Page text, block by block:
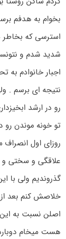
بخوام به هدفم
استرسی که
شدید شدم و
اجبار خانوادم
نتیجه ای برسم .
رو در ارشد
تو خونه موندن
روزای اول
علاقگی و سختی و
خلاصش کنم بعد
اصلن نسبت به
هست میخام